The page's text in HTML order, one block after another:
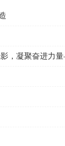
，凝聚奋进力